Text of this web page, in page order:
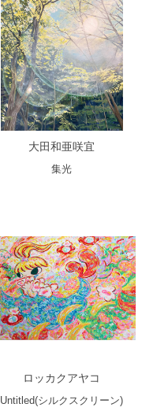
大田和亜咲宜
集光
ロッカクアヤコ
Untitled(シルクスクリーン)